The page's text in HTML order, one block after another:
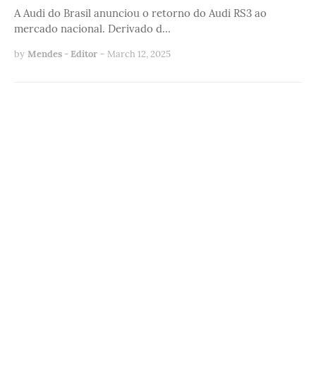
A Audi do Brasil anunciou o retorno do Audi RS3 ao
mercado nacional. Derivado d…
by Mendes - Editor - March 12, 2025